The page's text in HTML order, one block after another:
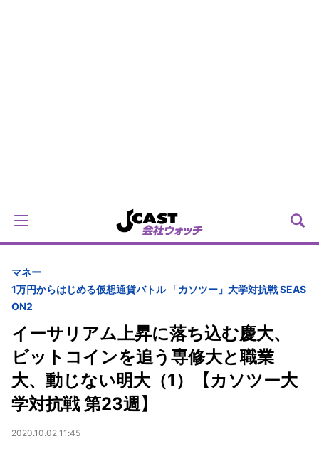
マネー
1万円からはじめる仮想通貨バトル 「カソツー」大学対抗戦 SEAS
ON2
イーサリアム上昇に落ち込む慶大、
ビットコインを追う専修大と職業
大、動じない明大（1）【カソツー大
学対抗戦 第23週】
2020.10.02 11:45